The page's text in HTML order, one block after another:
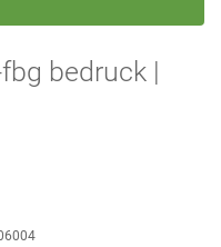
bedruck |